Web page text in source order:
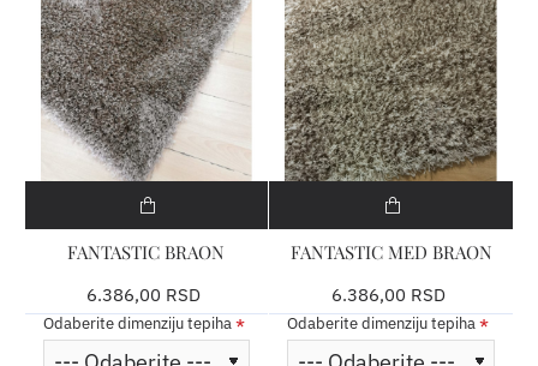
FANTASTIC BRAON
6.386,00 RSD
Odaberite dimenziju tepiha
FANTASTIC MED BRAON
6.386,00 RSD
Odaberite dimenziju tepiha